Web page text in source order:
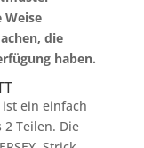
die
haben.
ein einfach
Teilen. Die